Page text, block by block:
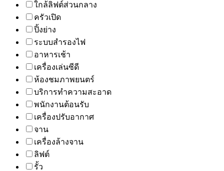
ใกล้ลิฟต์ส่วนกลาง
ครัวเปิด
ปิ้งย่าง
ระบบสำรองไฟ
อาหารเช้า
เครื่องเล่นซีดี
ห้องชมภาพยนตร์
บริการทำความสะอาด
พนักงานต้อนรับ
เครื่องปรับอากาศ
จาน
เครื่องล้างจาน
ลิฟต์
รั้ว